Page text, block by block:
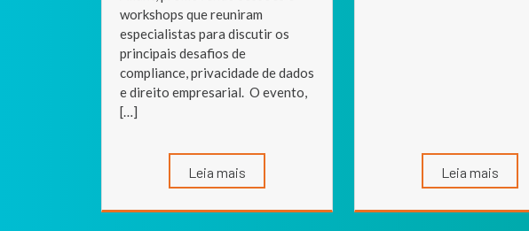
workshops que reuniram
especialistas para discutir os
principais desafios de
compliance, privacidade de dados
e direito empresarial. O evento,
[…]
Leia mais Leia mais